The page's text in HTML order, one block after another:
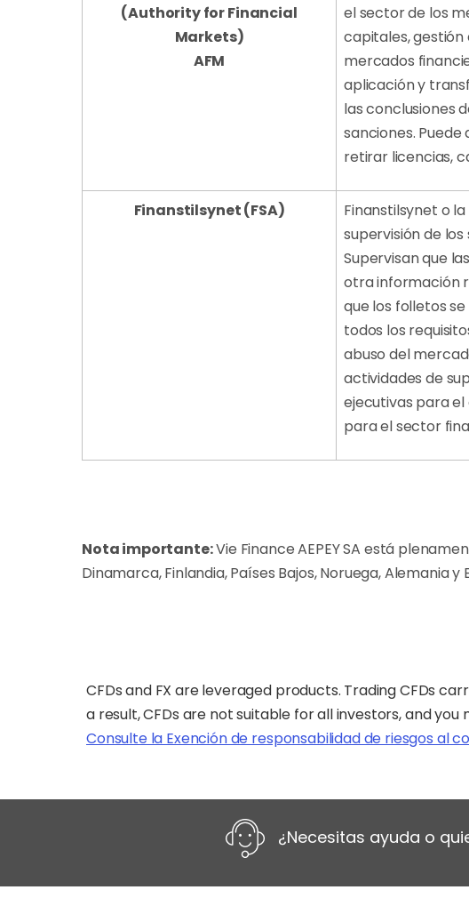
(Authority for Financial
Markets)
AFM
el sector de los
capitales,
mercados
aplicación y
las conclusiones
sanciones.
retirar licencias,
Finanstilsynet (FSA)
Finanstilsynet o
supervisión de
Supervisan que
otra información
que los folletos
todos los
abuso del
actividades de
ejecutivas para
para el sector
Nota importante:Vie Finance AEPEY SA está
Dinamarca, Finlandia, Países Bajos, Noruega, Alemania
CFDs and FX are leveraged products. Trading CFDs
a result, CFDs are not suitable for all investors, and
Consulte la Exención de responsabilidad de riesgos al
¿Necesitas ayuda o